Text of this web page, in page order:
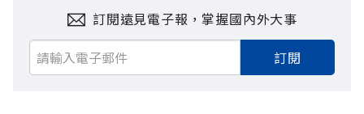
訂閱遠見電子報，掌握國內外大事
訂閱